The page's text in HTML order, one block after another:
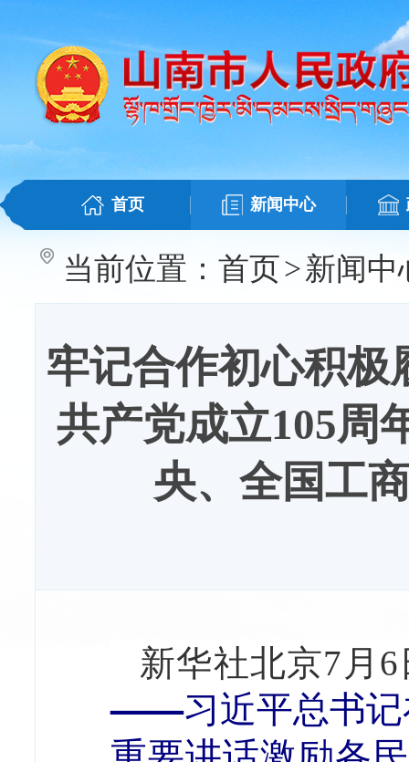
首页 新闻中心
当前位置： 首页>新闻中
牢记合作初心积
共产党成立105周
央、全国工
新华社北京7
——习近平总书记